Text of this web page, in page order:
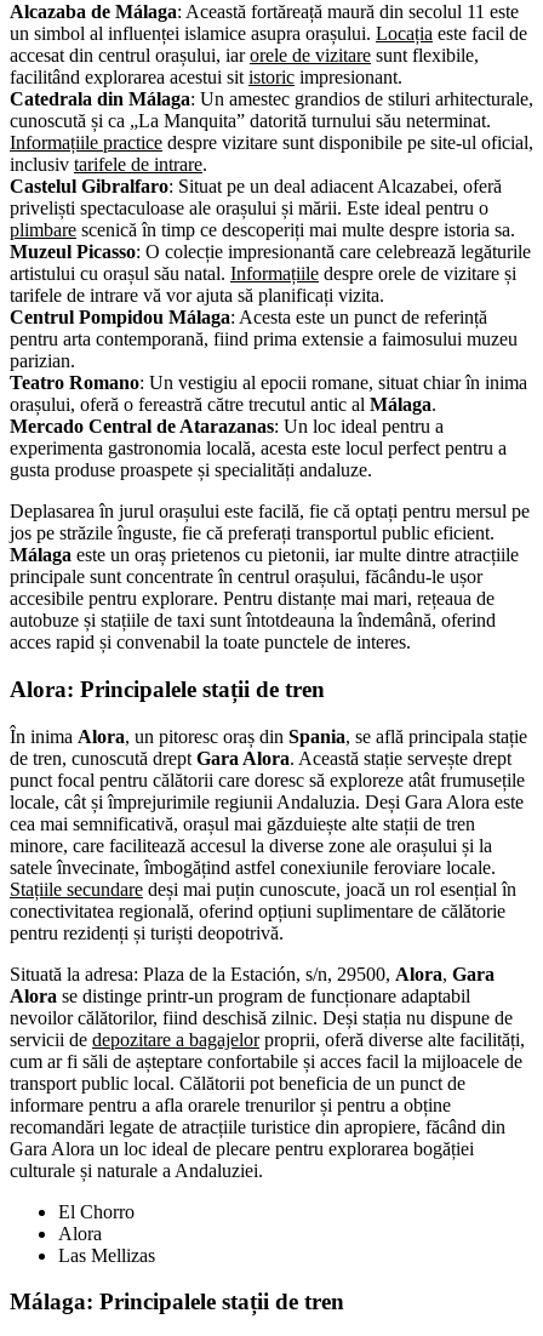
Alcazaba de Málaga: Această fortăreață maură din secolul 11 este
un simbol al influenței islamice asupra orașului. Locația este facil de
accesat din centrul orașului, iarorele de vizitare sunt flexibile,
facilitând explorarea acestui sit istoric impresionant.
Catedrala din Málaga: Un amestec grandios de stiluri arhitecturale,
cunoscută și ca „La Manquita” datorită turnului său neterminat.
Informațiile practice despre vizitare sunt disponibile pe site-ul oficial,
inclusiv tarifele de intrare.
Castelul Gibralfaro: Situat pe un deal adiacent Alcazabei, oferă
priveliști spectaculoase ale orașului și mării. Este ideal pentru o
plimbare scenică în timp ce descoperiți mai multe despre istoria sa.
Muzeul Picasso: O colecție impresionantă care celebrează legăturile
artistului cu orașul său natal. Informațiile despre orele de vizitare și
tarifele de intrare vă vor ajuta să planificați vizita.
Centrul Pompidou Málaga: Acesta este un punct de referință
pentru arta contemporană, fiind prima extensie a faimosului muzeu
parizian.
Teatro Romano: Un vestigiu al epocii romane, situat chiar în inima
orașului, oferă o fereastră către trecutul antic al Málaga.
Mercado Central de Atarazanas: Un loc ideal pentru a
experimenta gastronomia locală, acesta este locul perfect pentru a
gusta produse proaspete și specialități andaluze.
Deplasarea în jurul orașului este facilă, fie că optați pentru mersul pe
jos pe străzile înguste, fie că preferați transportul public eficient.
Málaga este un oraș prietenos cu pietonii, iar multe dintre atracțiile
principale sunt concentrate în centrul orașului, făcându-le ușor
accesibile pentru explorare. Pentru distanțe mai mari, rețeaua de
autobuze și stațiile de taxi sunt întotdeauna la îndemână, oferind
acces rapid și convenabil la toate punctele de interes.
Alora: Principalele stații de tren
În inima Alora, un pitoresc oraș din Spania, se află principala stație
de tren, cunoscută drept Gara Alora. Această stație servește drept
punct focal pentru călătorii care doresc să exploreze atât frumusețile
locale, cât și împrejurimile regiunii Andaluzia. Deși Gara Alora este
cea mai semnificativă, orașul mai găzduiește alte stații de tren
minore, care facilitează accesul la diverse zone ale orașului și la
satele învecinate, îmbogățind astfel conexiunile feroviare locale.
Stațiile secundare deși mai puțin cunoscute, joacă un rol esențial în
conectivitatea regională, oferind opțiuni suplimentare de călătorie
pentru rezidenți și turiști deopotrivă.
Situată la adresa: Plaza de la Estación, s/n, 29500, Alora, Gara
Alora se distinge printr-un program de funcționare adaptabil
nevoilor călătorilor, fiind deschisă zilnic. Deși stația nu dispune de
servicii de depozitare a bagajelorproprii, oferă diverse alte facilități,
cum ar fi săli de așteptare confortabile și acces facil la mijloacele de
transport public local. Călătorii pot beneficia de un punct de
informare pentru a afla orarele trenurilor și pentru a obține
recomandări legate de atracțiile turistice din apropiere, făcând din
Gara Alora un loc ideal de plecare pentru explorarea bogăției
culturale și naturale a Andaluziei.
El Chorro
Alora
Las Mellizas
Málaga: Principalele stații de tren